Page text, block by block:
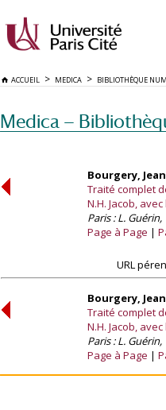
ACCUEIL MEDICA BIBLIOTHÈQUE
Medica —
Bourgery,
Traité complet
N.H. Jacob,
Paris : L. Guérin,
Page à Page
URL
Bourgery,
Traité complet
N.H. Jacob,
Paris : L. Guérin,
Page à Page